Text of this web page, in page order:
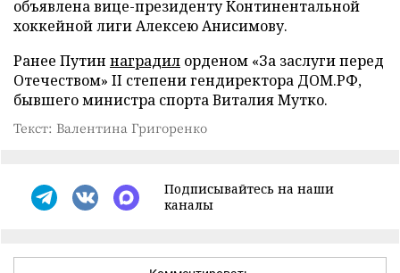
объявлена вице-президенту Континентальной
хоккейной лиги Алексею Анисимову.
Ранее Путин наградил орденом «За заслуги перед
Отечеством» II степени гендиректора ДОМ.РФ,
бывшего министра спорта Виталия Мутко.
Текст: Валентина Григоренко
Подписывайтесь на наши
каналы